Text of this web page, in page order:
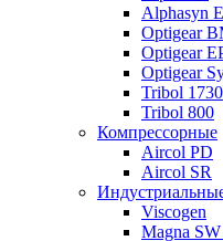
Alphasyn
Optigear
Optigear
Optigear
Tribol 1730
Tribol 800
Компрессорные
Aircol PD
Aircol SR
Viscogen
Magna